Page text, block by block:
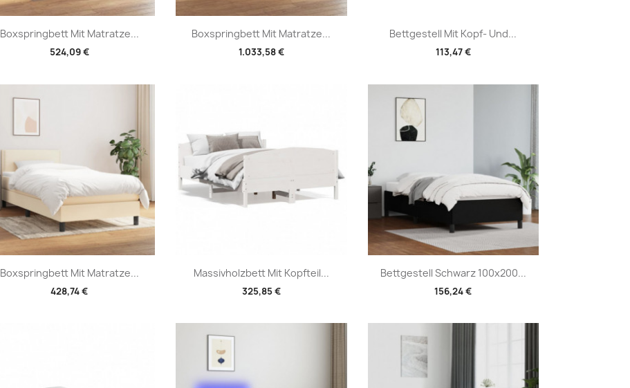
Boxspringbett Mit Matratze...
524,09 €
Vorschau Boxspringbett Mit Matratze...
1.033,58 €
Vorschau Bettgestell Mit Kopf- Und...
113,47 €
Vorschau
Boxspringbett Mit Matratze...
428,74 €
Vorschau Massivholzbett Mit Kopfteil...
325,85 €
Vorschau Bettgestell Schwarz 100x200...
156,24 €
Vorschau